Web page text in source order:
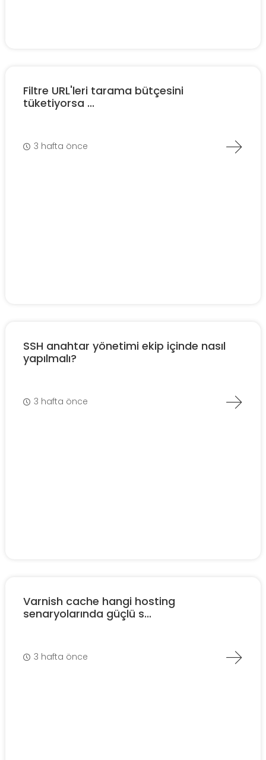
Filtre URL'leri tarama bütçesini
tüketiyorsa ...
3 hafta önce
SSH anahtar yönetimi ekip içinde nasıl
yapılmalı?
3 hafta önce
Varnish cache hangi hosting
senaryolarında güçlü s...
3 hafta önce